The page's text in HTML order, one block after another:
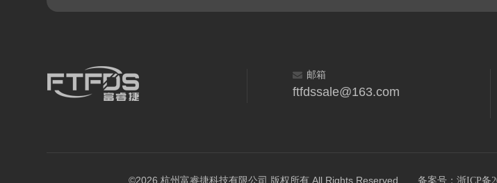
邮箱
ftfdssale@163.com
©2026 杭州富睿捷科技有限公司 版权所有 All Rights Reserved. 备案号：浙ICP备